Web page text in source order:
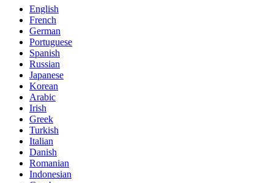
English
French
German
Portuguese
Spanish
Russian
Japanese
Korean
Arabic
Irish
Greek
Turkish
Italian
Danish
Romanian
Indonesian